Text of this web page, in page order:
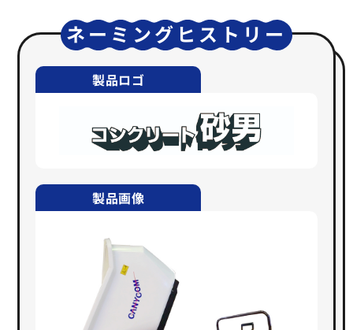
ネーミングヒストリー
製品ロゴ
製品画像